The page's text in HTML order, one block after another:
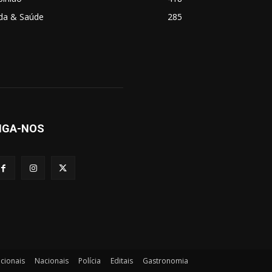
& Saúde
285
NOS
Nacionais Polícia Editais Gastronomia